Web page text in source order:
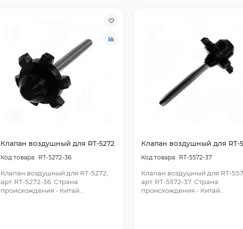
Клапан воздушный для RT-5272
RT-5272-36
Клапан воздушный для RT-5272,
арт. RT-5272-36. Страна
происхождения - Китай...
Клапан воздушный для RT-
RT-5572-37
Клапан воздушный для RT-
арт. RT-5572-37. Страна
происхождения - Китай...